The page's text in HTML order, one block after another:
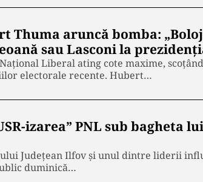
Thuma aruncă bomba:
sau Lasconi la
Liberal ating cote maxime,
electorale recente. Hubert…
izarea” PNL sub bagheta
Județean Ilfov și unul dintre liderii
duminică…